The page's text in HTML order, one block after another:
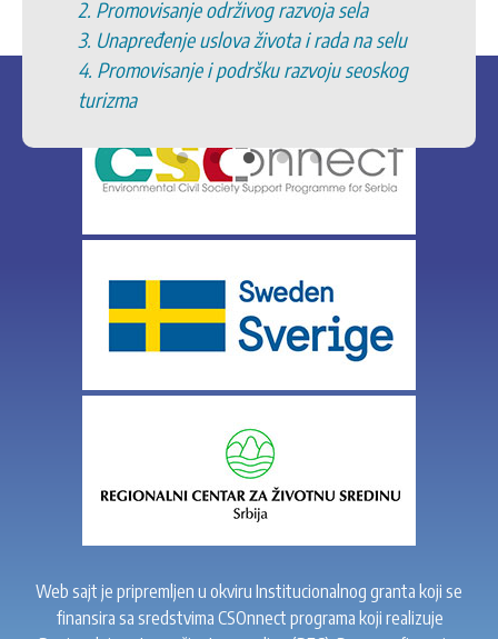
2. Promovisanje održivog razvoja sela
3. Unapređenje uslova života i rada na selu
4. Promovisanje i podršku razvoju seoskog
turizma
Web sajt je pripremljen u okviru Institucionalnog granta koji se
finansira sa sredstvima CSOnnect programa koji realizuje